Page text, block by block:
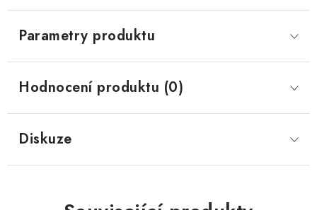
Parametry produktu
Hodnocení produktu (0)
Diskuze